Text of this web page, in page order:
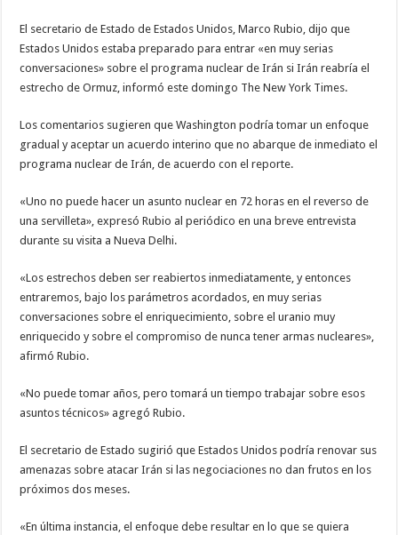
de
afirma
El secretario de Estado de Estados Unidos, Marco Rubio, dijo que
Estados Unidos estaba preparado para entrar «en muy serias
conversaciones» sobre el programa nuclear de Irán si Irán reabría el
estrecho de Ormuz, informó este domingo The New York Times.
Los comentarios sugieren que Washington podría tomar un enfoque
gradual y aceptar un acuerdo interino que no abarque de inmediato el
programa nuclear de Irán, de acuerdo con el reporte.
«Uno no puede hacer un asunto nuclear en 72 horas en el reverso de
una servilleta», expresó Rubio al periódico en una breve entrevista
durante su visita a Nueva Delhi.
«Los estrechos deben ser reabiertos inmediatamente, y entonces
entraremos, bajo los parámetros acordados, en muy serias
conversaciones sobre el enriquecimiento, sobre el uranio muy
enriquecido y sobre el compromiso de nunca tener armas nucleares»,
afirmó Rubio.
«No puede tomar años, pero tomará un tiempo trabajar sobre esos
asuntos técnicos» agregó Rubio.
El secretario de Estado sugirió que Estados Unidos podría renovar sus
amenazas sobre atacar Irán si las negociaciones no dan frutos en los
próximos dos meses.
«En última instancia, el enfoque debe resultar en lo que se quiera